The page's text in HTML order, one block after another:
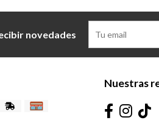
novedades
Nuestras